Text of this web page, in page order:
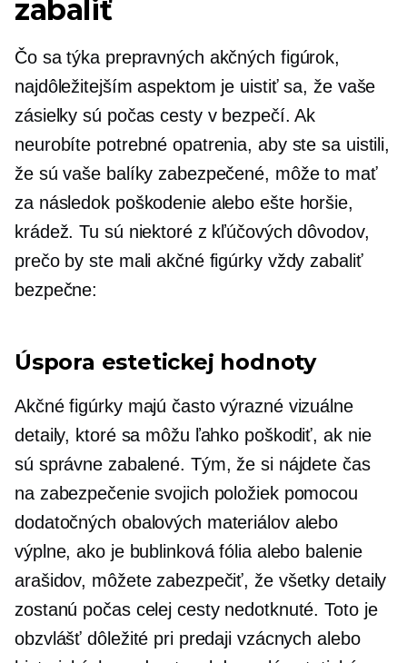
zabaliť
Čo sa týka prepravných akčných figúrok,
najdôležitejším aspektom je uistiť sa, že vaše
zásielky sú počas cesty v bezpečí. Ak
neurobíte potrebné opatrenia, aby ste sa uistili,
že sú vaše balíky zabezpečené, môže to mať
za následok poškodenie alebo ešte horšie,
krádež. Tu sú niektoré z kľúčových dôvodov,
prečo by ste mali akčné figúrky vždy zabaliť
bezpečne:
Úspora estetickej hodnoty
Akčné figúrky majú často výrazné vizuálne
detaily, ktoré sa môžu ľahko poškodiť, ak nie
sú správne zabalené. Tým, že si nájdete čas
na zabezpečenie svojich položiek pomocou
dodatočných obalových materiálov alebo
výplne, ako je bublinková fólia alebo balenie
arašidov, môžete zabezpečiť, že všetky detaily
zostanú počas celej cesty nedotknuté. Toto je
obzvlášť dôležité pri predaji vzácnych alebo